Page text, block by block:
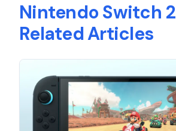
Nintendo Switch 2
Related Articles